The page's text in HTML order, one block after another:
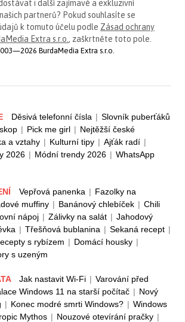
i další zajímavé a exkluzivní
partnerů? Pokud souhlasíte se
k tomuto účelu podle Zásad ochrany
Extra s.r.o. , zaškrtněte toto pole.
BurdaMedia Extra s.r.o.
Děsivá telefonní čísla | Slovník puberťáků
| Pick me girl | Nejtěžší české
a vztahy | Kulturní tipy | Ajťák radí |
2026 | Módní trendy 2026 | WhatsApp
Vepřová panenka | Fazolky na
muffiny | Banánový chlebíček | Chili
nápoj | Zálivky na salát | Jahodový
| Třešňová bublanina | Sekaná recept |
s rybízem | Domácí housky |
s uzeným
Jak nastavit Wi-Fi | Varování před
Windows 11 na starší počítač | Nový
| Konec modré smrti Windows? | Windows
Mythos | Nouzové otevírání pračky |